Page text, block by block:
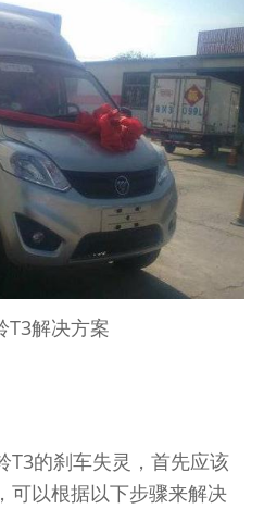
T3解决方案
的刹车失灵，首先应该
可以根据以下步骤来解决